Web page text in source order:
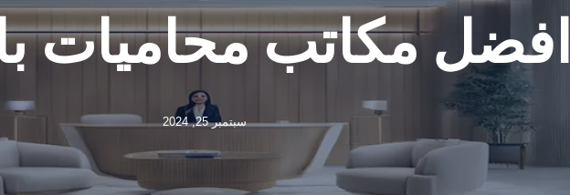
افضل مكاتب محاميات
سبتمبر 25, 2024